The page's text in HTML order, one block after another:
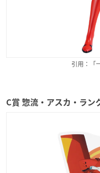
引用：「
C賞 惣流・アスカ・ラン